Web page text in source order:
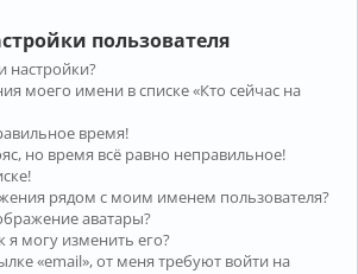
пользователя
настройки?
моего имени в списке «Кто сейчас на
время!
но время всё равно неправильное!
рядом с моим именем пользователя?
аватары?
я могу изменить его?
«email», от меня требуют войти на